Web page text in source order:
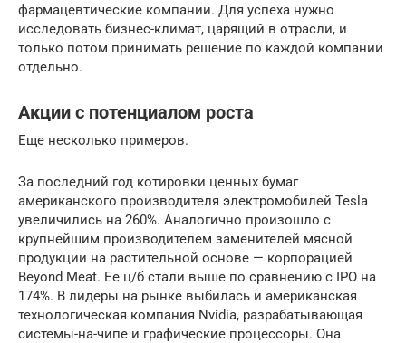
фармацевтические компании. Для успеха нужно
исследовать бизнес-климат, царящий в отрасли, и
только потом принимать решение по каждой компании
отдельно.
Акции с потенциалом роста
Еще несколько примеров.
За последний год котировки ценных бумаг
американского производителя электромобилей Tesla
увеличились на 260%. Аналогично произошло с
крупнейшим производителем заменителей мясной
продукции на растительной основе — корпорацией
Beyond Meat. Ее ц/б стали выше по сравнению с IPO на
174%. В лидеры на рынке выбилась и американская
технологическая компания Nvidia, разрабатывающая
системы-на-чипе и графические процессоры. Она